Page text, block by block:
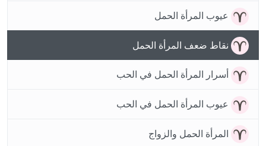
عيوب المرأة الحمل
نقاط ضعف المرأة الحمل
أسرار المرأة الحمل في الحب
عيوب المرأة الحمل في الحب
المرأة الحمل والزواج